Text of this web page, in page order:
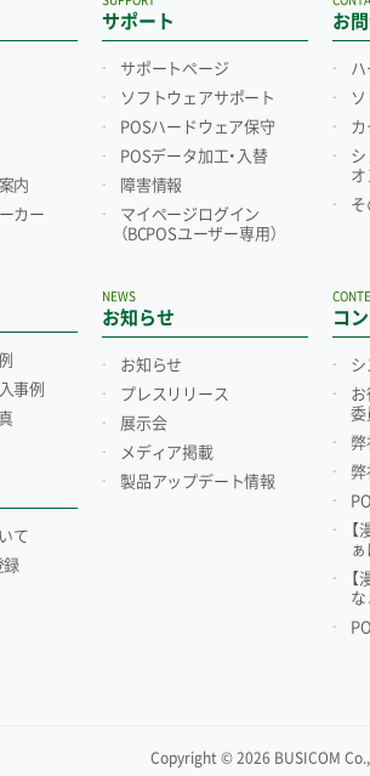
内
カー
事例
て
録
サポート
サポートページ
ソフトウェアサポート
POSハードウェア保守
POSデータ加工・入替
障害情報
マイページログイン
（BCPOSユーザー専用）
お知らせ
NEWS
お知らせ
プレスリリース
展示会
メディア掲載
製品アップデート情報
お
カ
シ
オ
そ
コ
シ
お
委
弊
弊
ぁ
な
Copyright © 2026 BUSICOM